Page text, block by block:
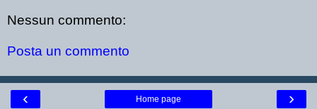
Nessun commento:
Posta un commento
‹ ›
Home page